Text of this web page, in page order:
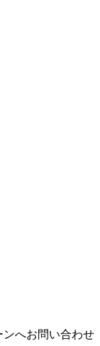
へお問い合わせ